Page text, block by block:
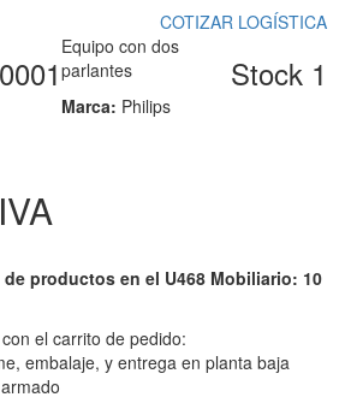
COTIZAR LOGÍSTICA
Stock 1
Equipo con dos
parlantes
Marca: Philips
productos en el U468 Mobiliario: 10
el carrito de pedido:
embalaje, y entrega en planta baja